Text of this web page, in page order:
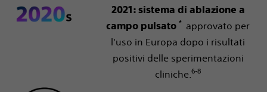
2021: sistema di ablazione a
campo pulsato *
approvato per
l'uso in Europa dopo i risultati
positivi delle sperimentazioni
cliniche.6-8